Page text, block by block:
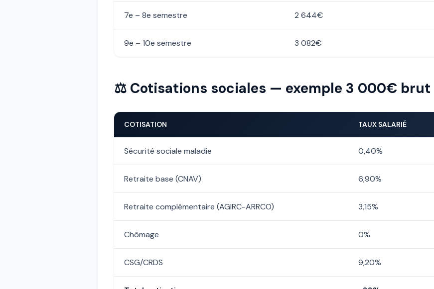
7e – 8e semestre 2 644€
9e – 10e semestre 3 082€
⚖️ Cotisations sociales — exemple 3 000€ brut
COTISATION TAUX SALARIÉ
Sécurité sociale maladie 0,40%
Retraite base (CNAV) 6,90%
Retraite complémentaire (AGIRC-ARRCO) 3,15%
Chômage 0%
CSG/CRDS 9,20%